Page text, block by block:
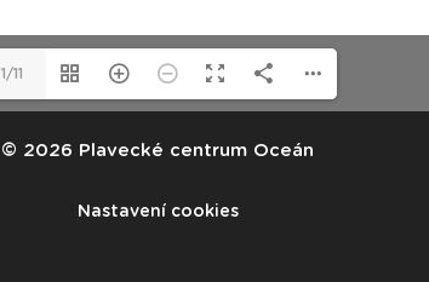
1/11
© 2026 Plavecké centrum Oceán
Nastavení cookies